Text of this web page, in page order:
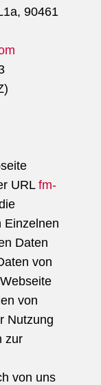
90461
URLfm-
Einzelnen
Daten
von
von
Nutzung
zur
von uns